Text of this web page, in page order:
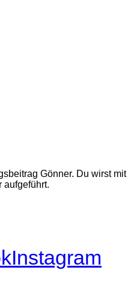
Gönner. Du wirst mit
aufgeführt.
Instagram